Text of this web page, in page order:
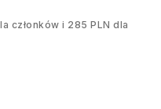
członków i 285 PLN dla